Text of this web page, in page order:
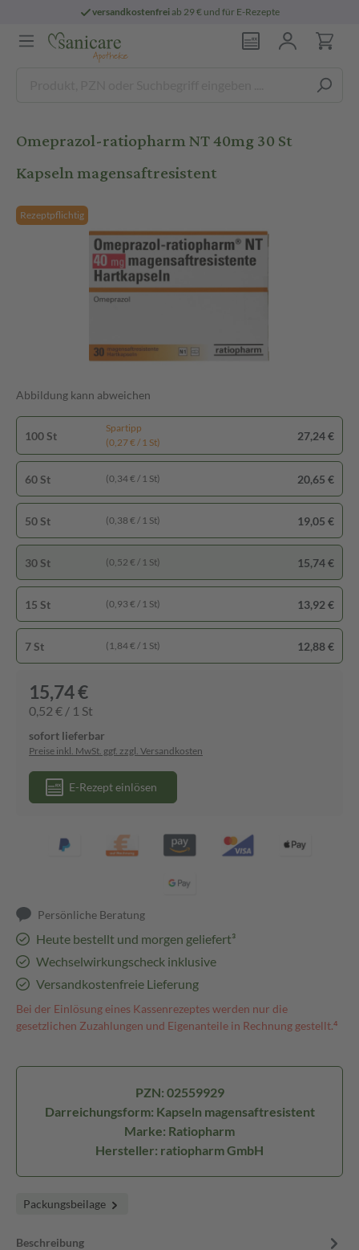
versandkostenfreiab 29 € und für E-Rezepte
Omeprazol-ratiopharm NT 40mg 30 St
Kapseln magensaftresistent
Rezeptpflichtig
Abbildung kann abweichen
100 St
Spartipp
(0,27 € / 1 St)
27,24 €
60 St (0,34 € / 1 St) 20,65 €
50 St (0,38 € / 1 St) 19,05 €
30 St (0,52 € / 1 St) 15,74 €
15 St (0,93 € / 1 St) 13,92 €
7 St (1,84 € / 1 St) 12,88 €
15,74 €
0,52 € / 1 St
sofort lieferbar
Preise inkl. MwSt. ggf. zzgl. Versandkosten
E-Rezept einlösen
Persönliche Beratung
Heute bestellt und morgen geliefert³
Wechselwirkungscheck inklusive
Versandkostenfreie Lieferung
Bei der Einlösung eines Kassenrezeptes werden nur die
gesetzlichen Zuzahlungen und Eigenanteile in Rechnung gestellt.⁴
PZN: 02559929
Darreichungsform: Kapseln magensaftresistent
Marke: Ratiopharm
Hersteller: ratiopharm GmbH
Packungsbeilage
Beschreibung